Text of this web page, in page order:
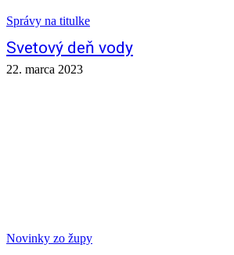
Správy na titulke
Svetový deň vody
22. marca 2023
Novinky zo župy